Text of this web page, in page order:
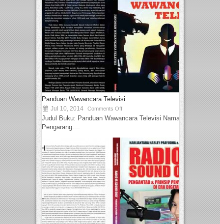
Panduan Wawancara Televisi
Jul 10, 2014 Comments Off
Judul Buku: Panduan Wawancara Televisi Nama
Pengarang:...